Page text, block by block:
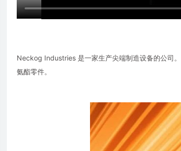
Neckog Industries 是一家生产尖端制造设备的公司
氨酯零件。